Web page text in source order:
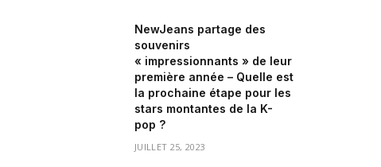
NewJeans partage des
souvenirs
« impressionnants » de leur
première année – Quelle est
la prochaine étape pour les
stars montantes de la K-
pop ?
JUILLET 25, 2023